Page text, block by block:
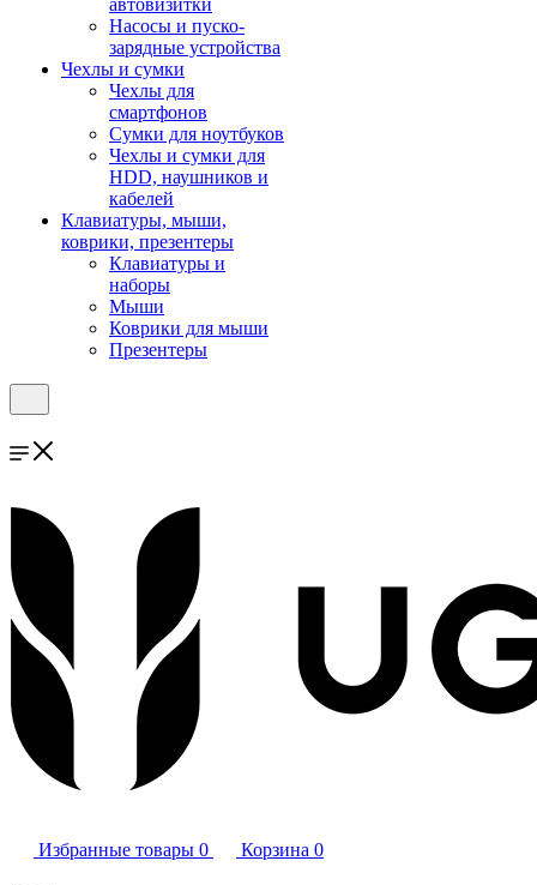
автовизитки
Насосы и пуско-
зарядные устройства
Чехлы и сумки
Чехлы для
смартфонов
Сумки для ноутбуков
Чехлы и сумки для
HDD, наушников и
кабелей
Клавиатуры, мыши,
коврики, презентеры
Клавиатуры и
наборы
Мыши
Коврики для мыши
Презентеры
Избранные товары 0 Корзина 0